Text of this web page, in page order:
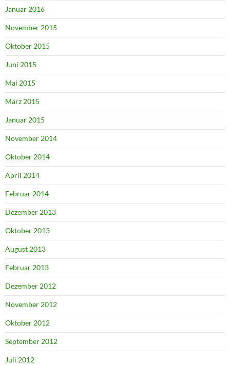
Januar 2016
November 2015
Oktober 2015
Juni 2015
Mai 2015
März 2015
Januar 2015
November 2014
Oktober 2014
April 2014
Februar 2014
Dezember 2013
Oktober 2013
August 2013
Februar 2013
Dezember 2012
November 2012
Oktober 2012
September 2012
Juli 2012